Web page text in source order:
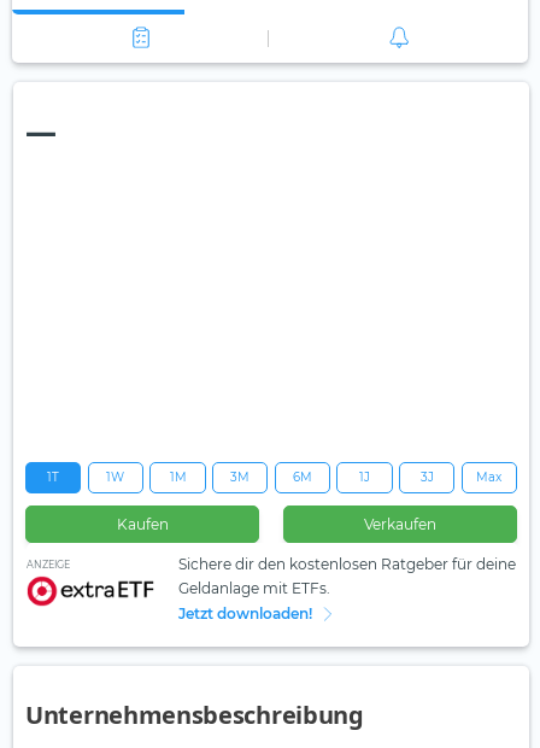
—
1T 1W 1M 3M 6M 1J 3J Max
Kaufen Verkaufen
ANZEIGE
Sichere dir den kostenlosen Ratgeber für deine
Geldanlage mit ETFs.
Jetzt downloaden!
Unternehmensbeschreibung